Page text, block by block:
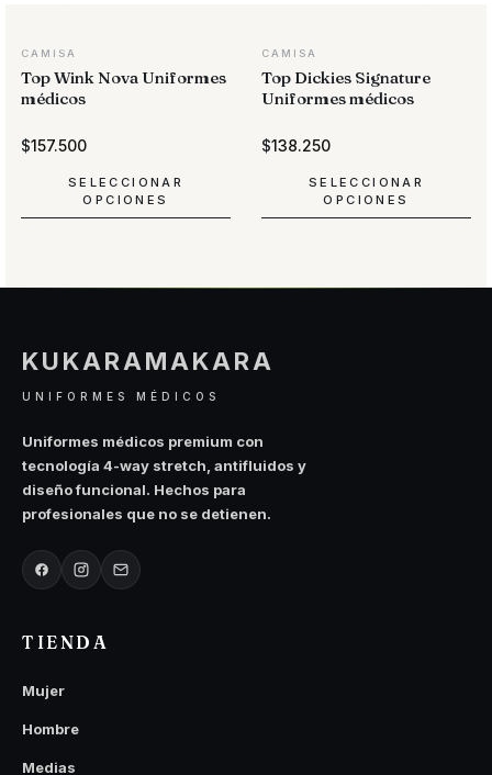
CAMISA
Top Wink Nova Uniformes
médicos
$157.500
SELECCIONAR
OPCIONES
opciones
se
elegir
en
la
página
de
producto
CAMISA
Top Dickies Signature
Uniformes médicos
$138.250
SELECCIONAR
OPCIONES
opciones
elegir
en
KUKARAMAKARA
UNIFORMES MÉDICOS
Uniformes médicos premium con
tecnología 4-way stretch, antifluidos y
diseño funcional. Hechos para
profesionales que no se detienen.
TIENDA
Mujer
Hombre
Medias